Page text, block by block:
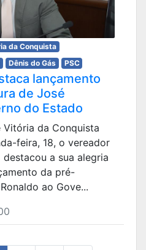
da Conquista
Dênis do Gás PSC
lançamento
de José
do Estado
Vitória da Conquista
feira, 18, o vereador
destacou a sua alegria
da pré-
ao Gove...